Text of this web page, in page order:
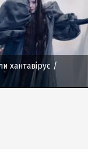
хантавірус /